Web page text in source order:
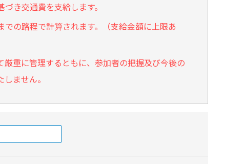
き交通費を支給します。
の路程で計算されます。（支給金額に上限あ
重に管理するともに、参加者の把握及び今後の
ません。